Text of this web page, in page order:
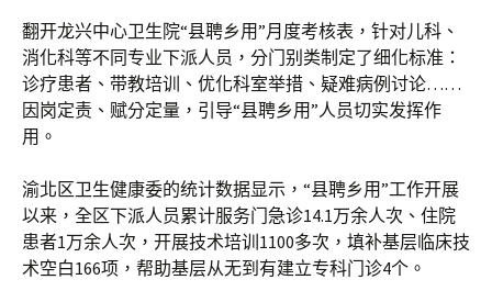
翻开龙兴中心卫生院“县聘乡用”月度考核表，针对儿科、
消化科等不同专业下派人员，分门别类制定了细化标准：
诊疗患者、带教培训、优化科室举措、疑难病例讨论……
因岗定责、赋分定量，引导“县聘乡用”人员切实发挥作
用。
渝北区卫生健康委的统计数据显示，“县聘乡用”工作开展
以来，全区下派人员累计服务门急诊14.1万余人次、住院
患者1万余人次，开展技术培训1100多次，填补基层临床技
术空白166项，帮助基层从无到有建立专科门诊4个。